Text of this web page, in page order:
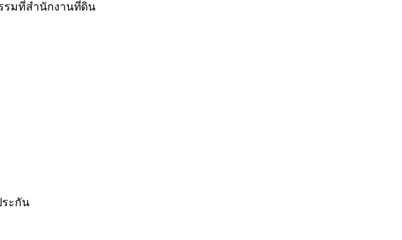
รมที่สำนักงานที่ดิน
ระกัน